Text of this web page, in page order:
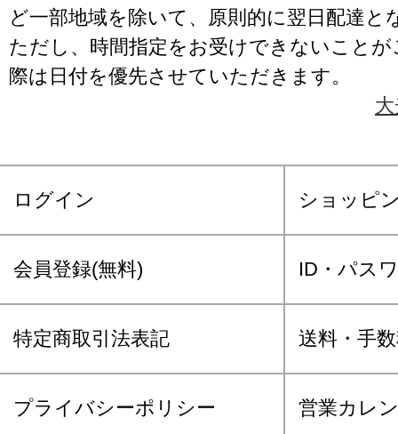
ど一部地域を除いて、原則的に翌日配達と
ただし、時間指定をお受けできないこと
際は日付を優先させていただきます。
ログイン ショッピ
会員登録(無料) ID・パス
特定商取引法表記 送料・手
プライバシーポリシー 営業カレ